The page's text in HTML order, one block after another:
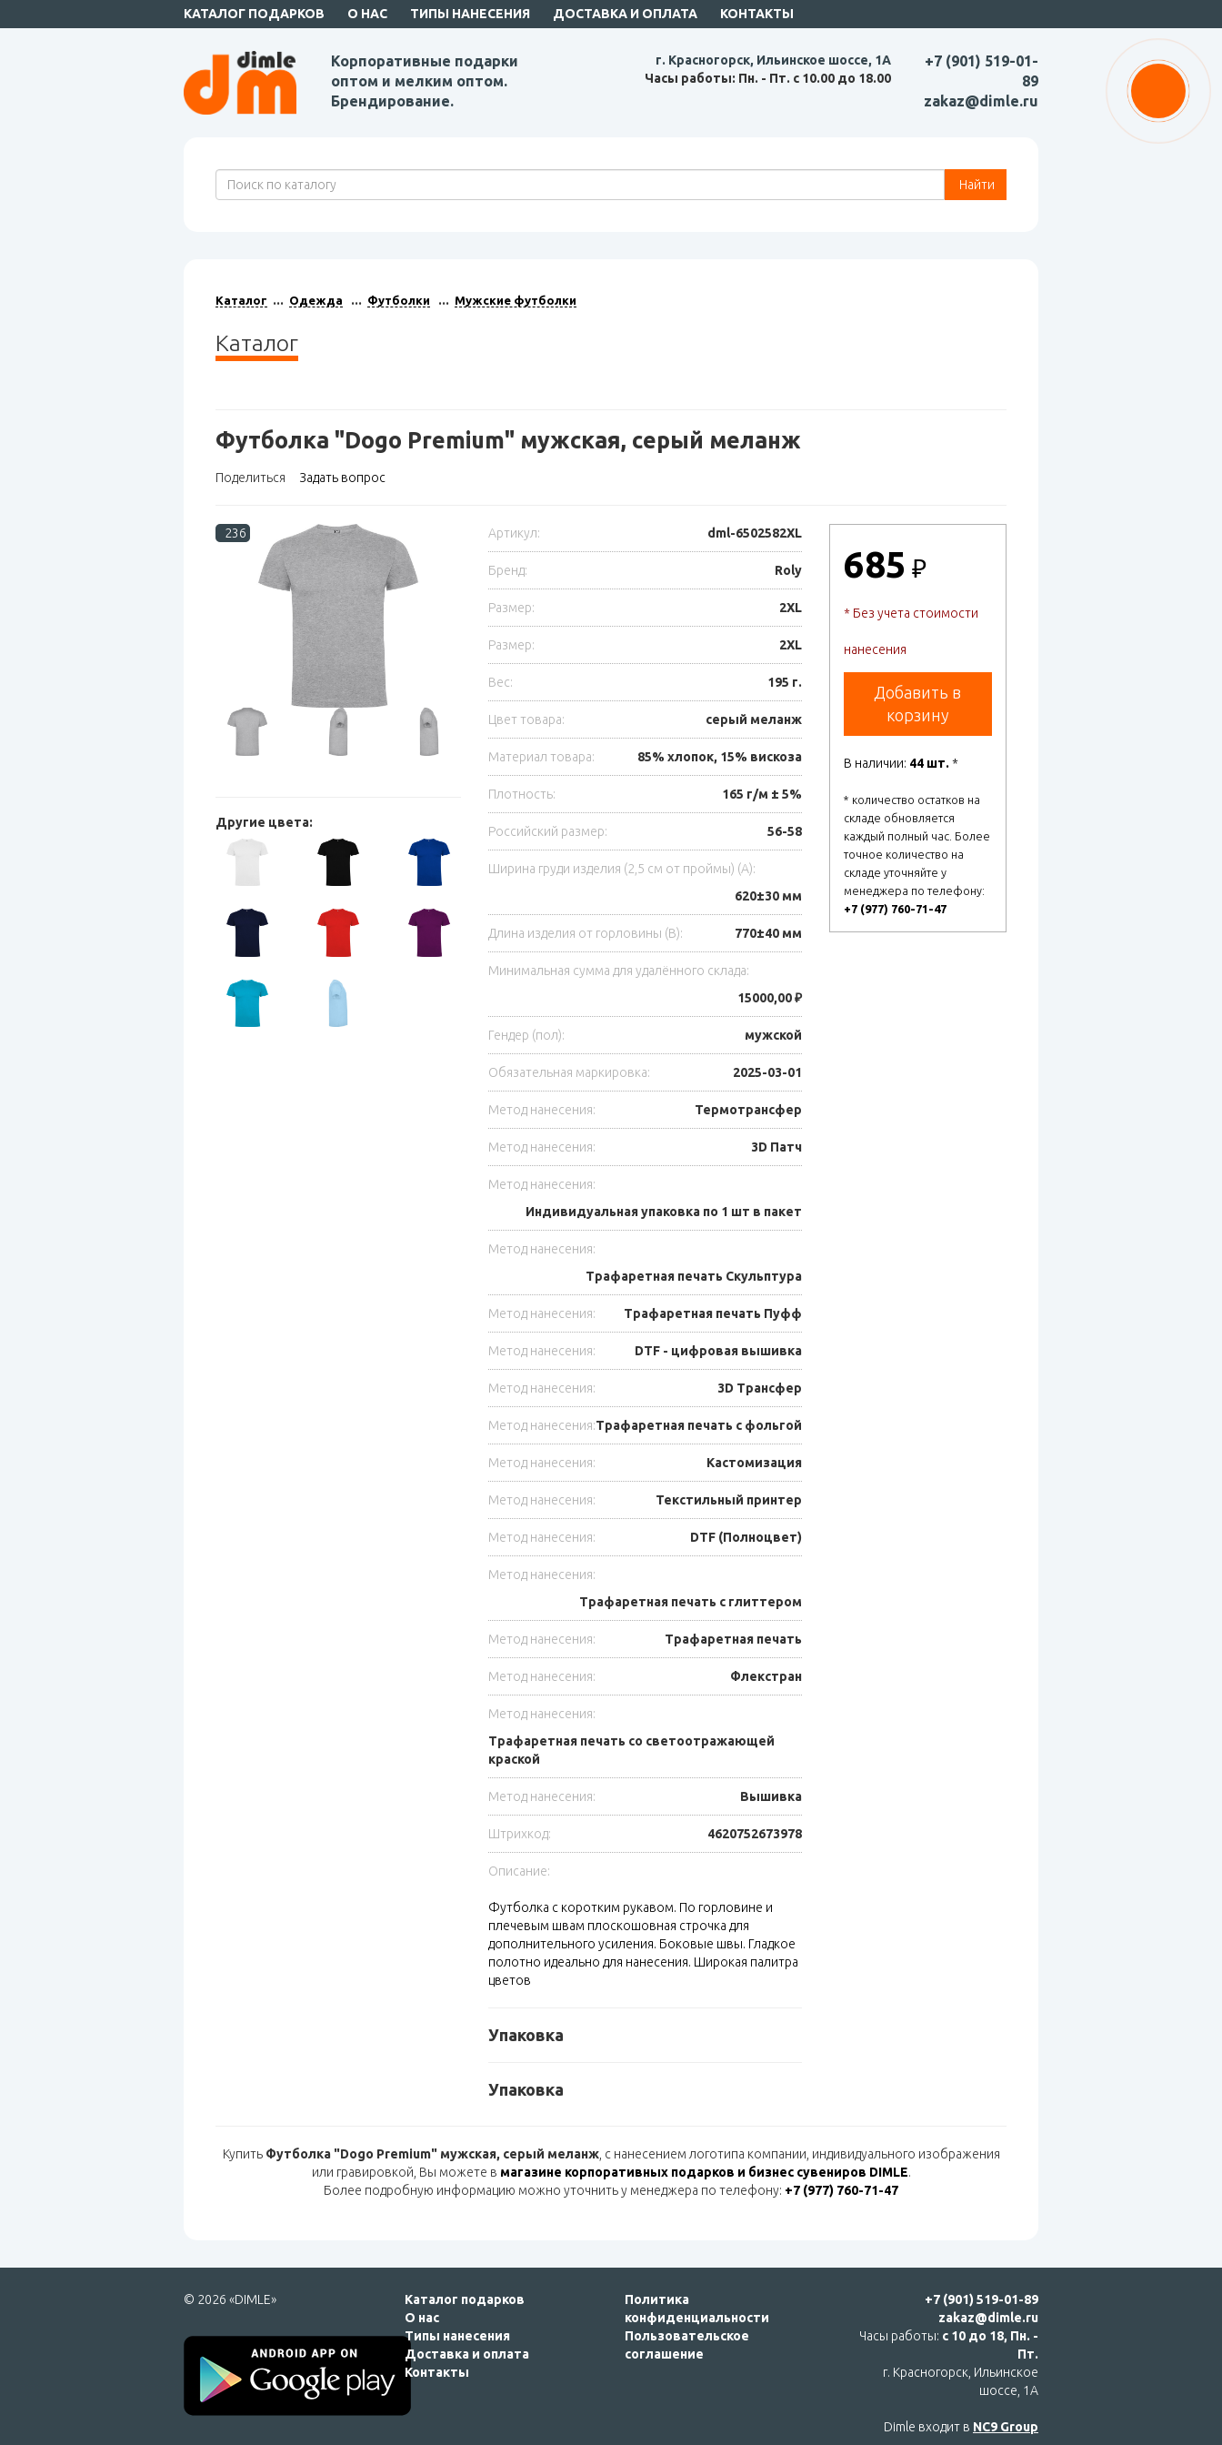
КАТАЛОГ ПОДАРКОВ О НАС ТИПЫ НАНЕСЕНИЯ ДОСТАВКА И ОПЛАТА КОНТАКТЫ
Корпоративные подарки
оптом и мелким оптом.
Брендирование.
г. Красногорск, Ильинское шоссе, 1А
Часы работы: Пн. - Пт. с 10.00 до 18.00
+7 (901) 519-01-
89
zakaz@dimle.ru
Найти
Каталог Одежда Футболки Мужские футболки
Каталог
Футболка "Dogo Premium" мужская, серый меланж
Поделиться Задать вопрос
236
Другие цвета:
Артикул: dml-6502582XL
Бренд: Roly
Размер: 2XL
Размер: 2XL
Вес: 195 г.
Цвет товара: серый меланж
Материал товара: 85% хлопок, 15% вискоза
Плотность: 165 г/м ± 5%
Российский размер: 56-58
Ширина груди изделия (2,5 см от проймы) (A):
620±30 мм
Длина изделия от горловины (B): 770±40 мм
Минимальная сумма для удалённого склада:
15000,00 ₽
Гендер (пол): мужской
Обязательная маркировка: 2025-03-01
Метод нанесения: Термотрансфер
Метод нанесения: 3D Патч
Метод нанесения:
Индивидуальная упаковка по 1 шт в пакет
Метод нанесения:
Трафаретная печать Скульптура
Метод нанесения: Трафаретная печать Пуфф
Метод нанесения: DTF - цифровая вышивка
Метод нанесения: 3D Трансфер
Метод нанесения:Трафаретная печать с фольгой
Метод нанесения: Кастомизация
Метод нанесения: Текстильный принтер
Метод нанесения: DTF (Полноцвет)
Метод нанесения:
Трафаретная печать с глиттером
Метод нанесения: Трафаретная печать
Метод нанесения: Флекстран
Метод нанесения:
Трафаретная печать со светоотражающей
краской
Метод нанесения: Вышивка
Штрихкод: 4620752673978
Описание:
Футболка с коротким рукавом. По горловине и
плечевым швам плоскошовная строчка для
дополнительного усиления. Боковые швы. Гладкое
полотно идеально для нанесения. Широкая палитра
цветов
Упаковка
Упаковка
685 ₽
* Без учета стоимости
нанесения
Добавить в
корзину
В наличии: 44 шт. *
* количество остатков на
складе обновляется
каждый полный час. Более
точное количество на
складе уточняйте у
менеджера по телефону:
+7 (977) 760-71-47
Купить Футболка "Dogo Premium" мужская, серый меланж, с нанесением логотипа компании, индивидуального изображения
или гравировкой, Вы можете в магазине корпоративных подарков и бизнес сувениров DIMLE.
Более подробную информацию можно уточнить у менеджера по телефону: +7 (977) 760-71-47
© 2026 «DIMLE»
Каталог подарков
О нас
Типы нанесения
Доставка и оплата
Контакты
Политика
конфиденциальности
Пользовательское
соглашение
+7 (901) 519-01-89
zakaz@dimle.ru
Часы работы: с 10 до 18, Пн. -
Пт.
г. Красногорск, Ильинское
шоссе, 1А
Dimle входит в NC9 Group